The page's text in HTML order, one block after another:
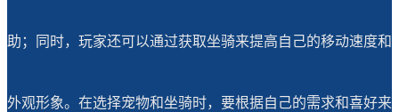
助；同时，玩家还可以通过获取坐骑来提高自己的移动速度和
外观形象。在选择宠物和坐骑时，要根据自己的需求和喜好来